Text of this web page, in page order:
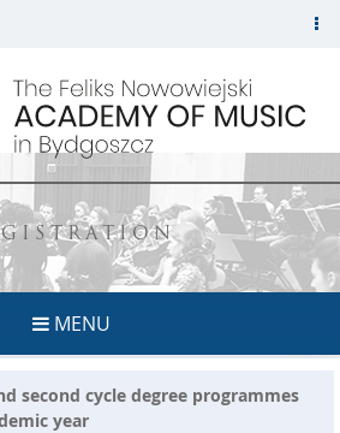
MENU
second cycle degree programmes
year